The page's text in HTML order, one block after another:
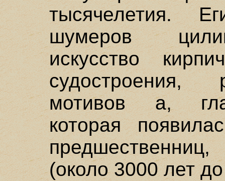
тысячелетия.
шумеров
искусство
судостроения,
мотивов а,
которая
(около 3000 лет